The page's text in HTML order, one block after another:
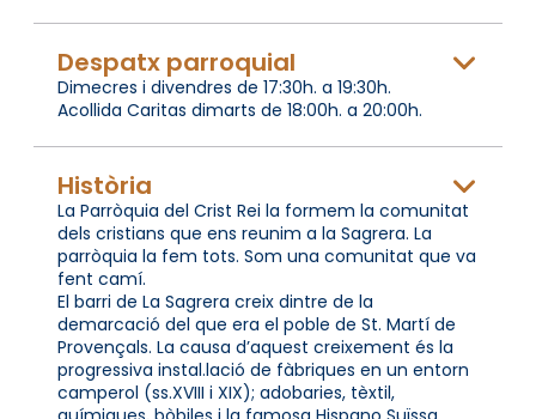
Despatx parroquial
Dimecres i divendres de 17:30h. a 19:30h.
Acollida Caritas dimarts de 18:00h. a 20:00h.
Història
La Parròquia del Crist Rei la formem la comunitat
dels cristians que ens reunim a la Sagrera. La
parròquia la fem tots. Som una comunitat que va
fent camí.
El barri de La Sagrera creix dintre de la
demarcació del que era el poble de St. Martí de
Provençals. La causa d’aquest creixement és la
progressiva instal.lació de fàbriques en un entorn
camperol (ss.XVIII i XIX); adobaries, tèxtil,